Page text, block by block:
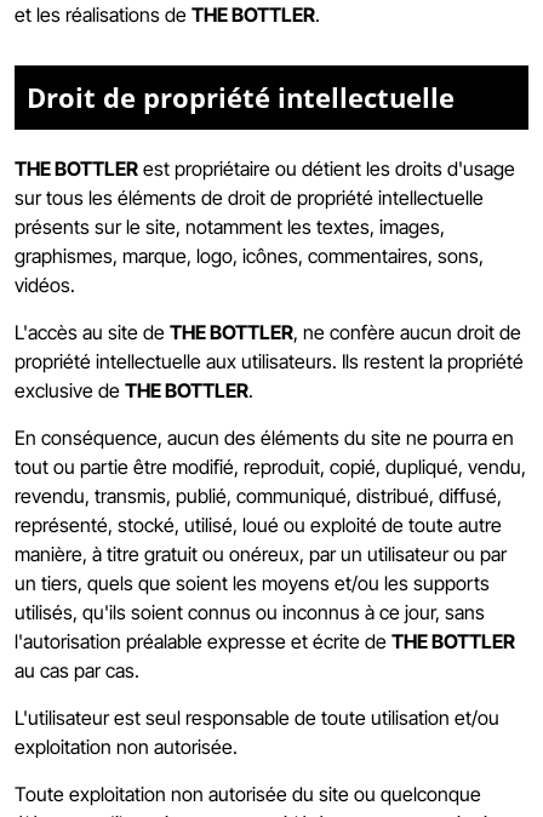
et les réalisations de THE BOTTLER.
Droit de propriété intellectuelle
THE BOTTLER est propriétaire ou détient les droits d'usage
sur tous les éléments de droit de propriété intellectuelle
présents sur le site, notamment les textes, images,
graphismes, marque, logo, icônes, commentaires, sons,
vidéos.
L'accès au site de THE BOTTLER, ne confère aucun droit de
propriété intellectuelle aux utilisateurs. Ils restent la propriété
exclusive de THE BOTTLER.
En conséquence, aucun des éléments du site ne pourra en
tout ou partie être modifié, reproduit, copié, dupliqué, vendu,
revendu, transmis, publié, communiqué, distribué, diffusé,
représenté, stocké, utilisé, loué ou exploité de toute autre
manière, à titre gratuit ou onéreux, par un utilisateur ou par
un tiers, quels que soient les moyens et/ou les supports
utilisés, qu'ils soient connus ou inconnus à ce jour, sans
l'autorisation préalable expresse et écrite de THE BOTTLER
au cas par cas.
L'utilisateur est seul responsable de toute utilisation et/ou
exploitation non autorisée.
Toute exploitation non autorisée du site ou quelconque